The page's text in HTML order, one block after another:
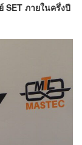
SET ภายในครึ่งปี